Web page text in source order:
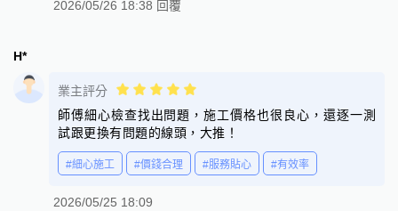
2026/05/26 18:38 回覆
H*
業主評分
師傅細心檢查找出問題，施工價格也很良心，還逐一測
試跟更換有問題的線頭，大推！
#細心施工 #價錢合理 #服務貼心 #有效率
2026/05/25 18:09